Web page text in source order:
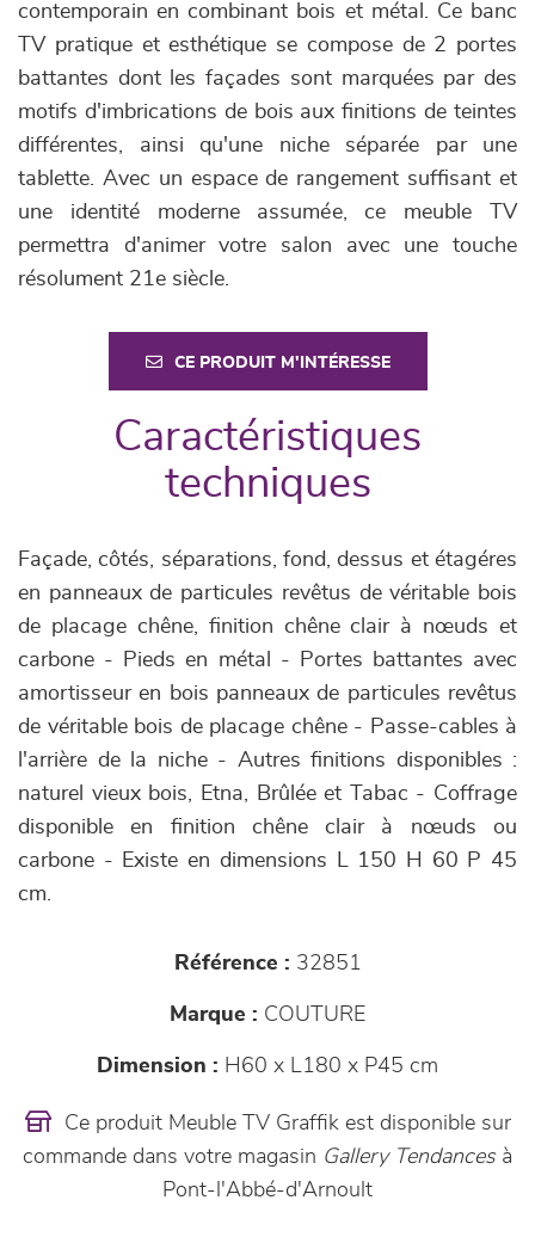
contemporain en combinant bois et métal. Ce banc
TV pratique et esthétique se compose de 2 portes
battantes dont les façades sont marquées par des
motifs d'imbrications de bois aux finitions de teintes
différentes, ainsi qu'une niche séparée par une
tablette. Avec un espace de rangement suffisant et
une identité moderne assumée, ce meuble TV
permettra d'animer votre salon avec une touche
résolument 21e siècle.
CE PRODUIT M'INTÉRESSE
Caractéristiques
techniques
Façade, côtés, séparations, fond, dessus et étagéres
en panneaux de particules revêtus de véritable bois
de placage chêne, finition chêne clair à nœuds et
carbone - Pieds en métal - Portes battantes avec
amortisseur en bois panneaux de particules revêtus
de véritable bois de placage chêne - Passe-cables à
l'arrière de la niche - Autres finitions disponibles :
naturel vieux bois, Etna, Brûlée et Tabac - Coffrage
disponible en finition chêne clair à nœuds ou
carbone - Existe en dimensions L 150 H 60 P 45
cm.
Référence : 32851
Marque : COUTURE
Dimension : H60 x L180 x P45 cm
Ce produit Meuble TV Graffik est disponible sur
commande dans votre magasin Gallery Tendancesà
Pont-l'Abbé-d'Arnoult